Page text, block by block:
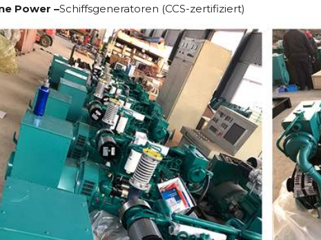
Power –Schiffsgeneratoren (CCS-zertifiziert)